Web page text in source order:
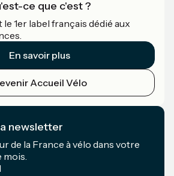
ce que c'est ?
le 1er label français dédié aux
En savoir plus
Accueil Vélo
newsletter
de la France à vélo dans votre
mois.